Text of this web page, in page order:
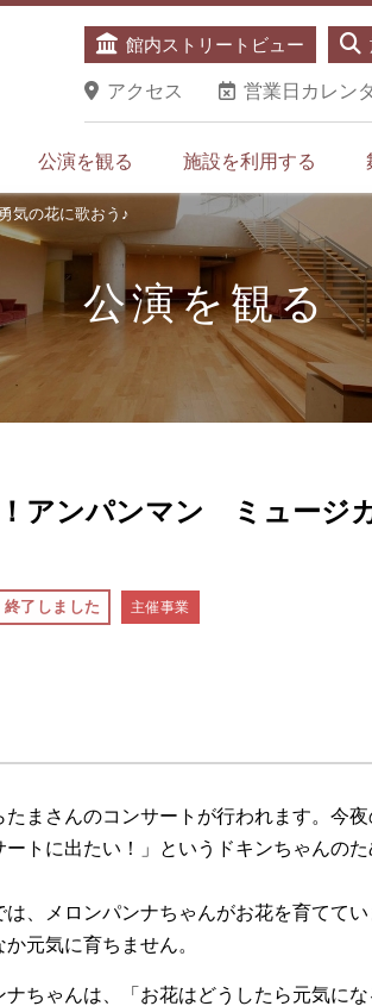
館内ストリートビュー
アクセス 営業日カレン
公演を観る 施設を利用する
公演を観る
気の花に歌おう♪
アンパンマン ミュージ
終了しました 主催事業
まさんのコンサートが行われます。今
ートに出たい！」というドキンちゃんの
は、メロンパンナちゃんがお花を育てて
元気に育ちません。
ナちゃんは、「お花はどうしたら元気に